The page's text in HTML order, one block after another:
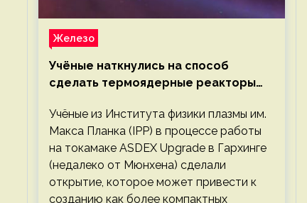
Железо
Учёные наткнулись на способ
сделать термоядерные реакторы
Учёные из Института физики плазмы им.
Макса Планка (IPP) в процессе работы
на токамаке ASDEX Upgrade в Гархинге
(недалеко от Мюнхена) сделали
открытие, которое может привести к
созданию как более компактных